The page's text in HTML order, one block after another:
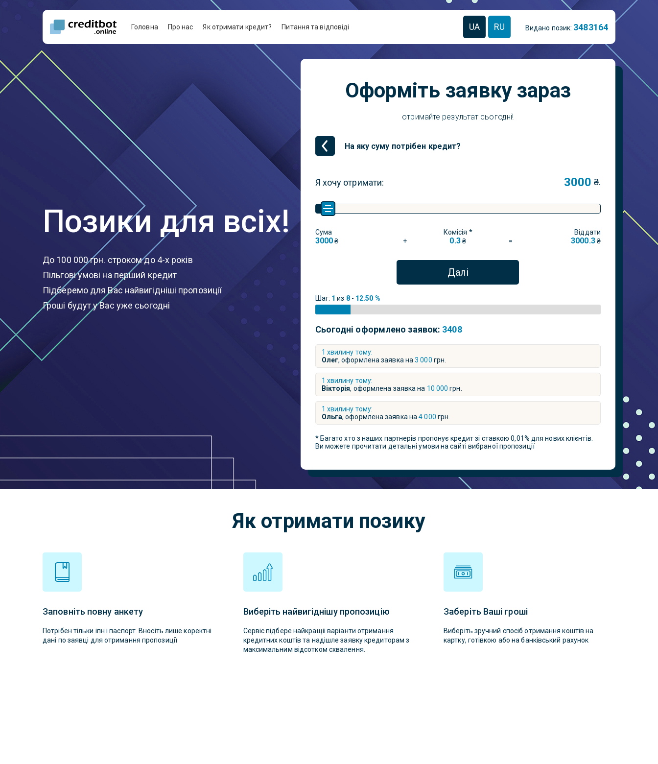
Головна Про нас Як отримати кредит? Питання та відповіді UA RU Видано позик: 3483164
Позики для всіх!
До 100 000 грн. строком до 4-х років
Пільгові умові на перший кредит
Підберемо для Вас найвигідніші пропозиції
Гроші будут у Вас уже сьогодні
Оформіть заявку зараз
отримайте результат сьогодні!
На яку суму потрібен кредит?
Я хочу отримати: ₴.
Сума Комісія * Віддати
3000₴ + 0.3₴ = 3000.3₴
Далі
Шаг: 1 из 8- 12.50 %
Сьогодні оформлено заявок: 3408
1 хвилину тому:
Олег, оформлена заявка на3 000 грн.
1 хвилину тому:
Вікторія, оформлена заявка на 10 000 грн.
1 хвилину тому:
Ольга, оформлена заявка на4 000 грн.
* Багато хто з наших партнерів пропонує кредит зі ставкою 0,01% для нових клієнтів.
Ви можете прочитати детальні умови на сайті вибраної пропозиції
Як отримати позику
Заповніть повну анкету
Потрібен тільки іпн і паспорт. Вносіть лише коректні
дані по заявці для отримання пропозиції
Виберіть найвигіднішу пропозицію
Сервіс підбере найкращіі варіанти отримання
кредитних коштів та надішле заявку кредиторам з
максимальним відсотком схвалення.
Заберіть Ваші гроші
Виберіть зручний спосіб отримання коштів на
картку, готівкою або на банківський рахунок